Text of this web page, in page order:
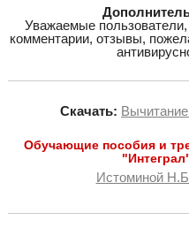
Уважаемые
комментарии, отзывы,
Скачать:
Обучающие пособия и
Истоминой